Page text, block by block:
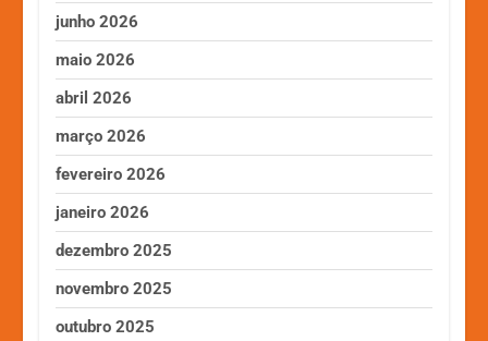
junho 2026
maio 2026
abril 2026
março 2026
fevereiro 2026
janeiro 2026
dezembro 2025
novembro 2025
outubro 2025